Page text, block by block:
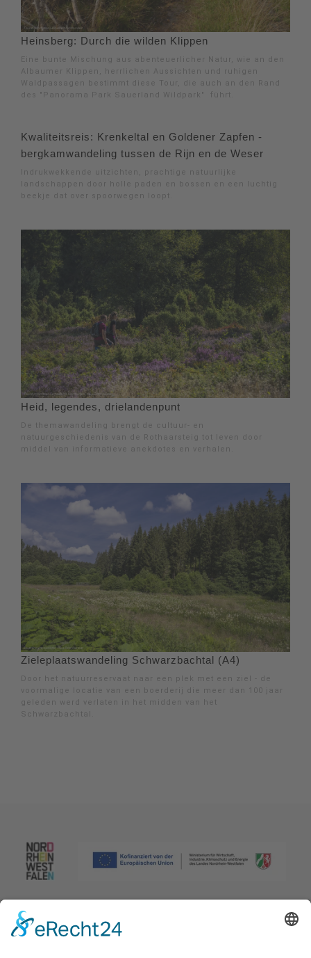
Heinsberg: Durch die wilden Klippen
Eine bunte Mischung aus abenteuerlicher Natur, wie an den
Albaumer Klippen, herrlichen Aussichten und ruhigen
Waldpassagen bestimmt diese Tour, die auch an den Rand
des "Panorama Park Sauerland Wildpark" führt.
Kwaliteitsreis: Krenkeltal en Goldener Zapfen -
bergkamwandeling tussen de Rijn en de Weser
Indrukwekkende uitzichten, prachtige natuurlijke
landschappen door holle paden en bossen en een luchtig
beekje dat over spoorwegen loopt.
Heid, legendes, drielandenpunt
De themawandeling brengt de cultuur- en
natuurgeschiedenis van de Rothaarsteig tot leven door
middel van informatieve anekdotes en verhalen.
Zieleplaatswandeling Schwarzbachtal (A4)
Door het natuurreservaat naar een plek met een ziel - de
voormalige locatie van een boerderij die meer dan 100 jaar
geleden werd verlaten in het midden van het
Schwarzbachtal.